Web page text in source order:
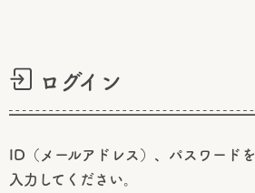
ログイン
ID（メールアドレス）、パスワードを
入力してください。